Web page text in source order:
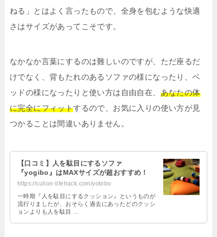
ねる」とはよく言ったもので、全身を包むような快適
さはサイズがあってこそです。
なかなか言葉にするのは難しいのですが、ただ座るだ
けでなく、背もたれのあるソファの様になったり、ベ
ッドの様になったりと使い方は自由自在、 あなたの体
に完全にフィットするので、お気に入りの使い方が見
つかることは間違いありません。
【口コミ】人を駄目にするソファ
『yogibo』はMAXサイズが超おすすめ！
https://culion-lifehack.com/yobibo
一時期『人を駄目にするクッション』というものが
流行りましたが、おそらく過去にあったどのクッシ
ョンよりも人を駄目 …